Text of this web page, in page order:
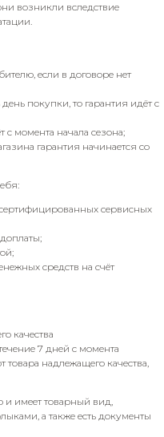
возникли вследствие
если в договоре нет
покупки, то гарантия идёт с
с момента начала сезона;
гарантия начинается со
сертифицированных сервисных
средств на счёт
качества
7 дней с момента
товара надлежащего качества,
и имеет товарный вид,
а также есть документы